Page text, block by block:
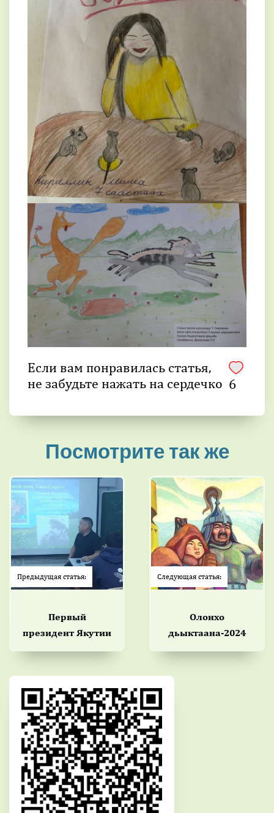
Если вам понравилась статья,
не забудьте нажать на сердечко 6
Посмотрите так же
Предыдущая статья:
Первый
президент Якутии
Следующая статья:
Олонхо
дьыктаана-2024